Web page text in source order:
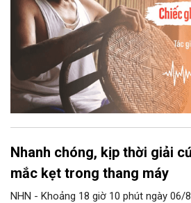
Nhanh chóng, kịp thời giải
mắc kẹt trong thang máy
NHN - Khoảng 18 giờ 10 phút ngày 06/